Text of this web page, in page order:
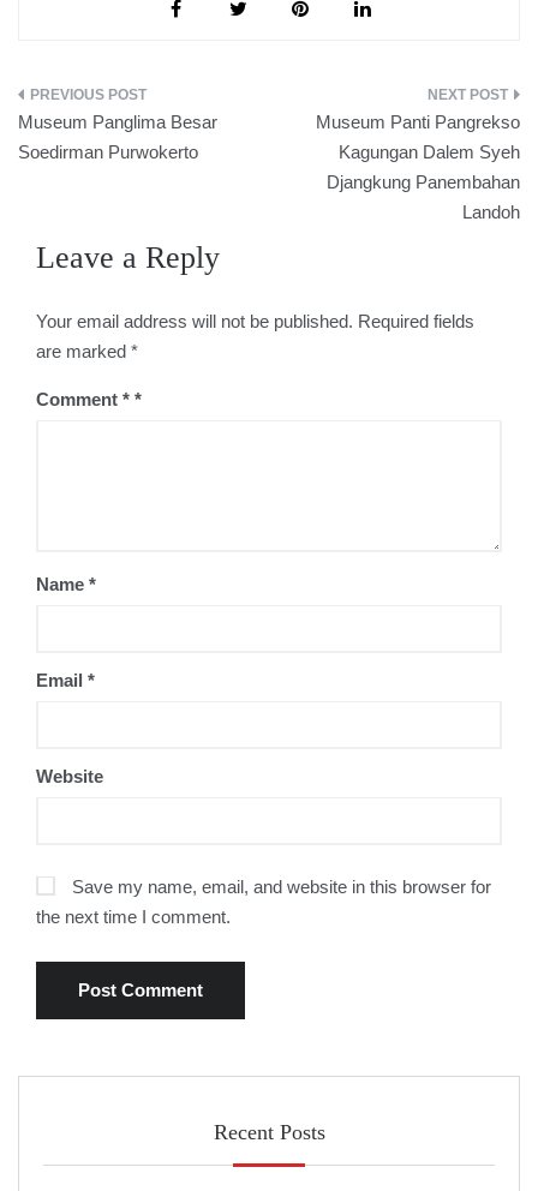
Post
navigation
Museum Panglima Besar
Soedirman Purwokerto
Museum Panti Pangrekso
Kagungan Dalem Syeh
Djangkung Panembahan
Landoh
Leave a Reply
Your email address will not be published. Required fields
are marked *
Comment *
Name *
Email *
Website
Save my name, email, and website in this browser for
the next time I comment.
Recent Posts